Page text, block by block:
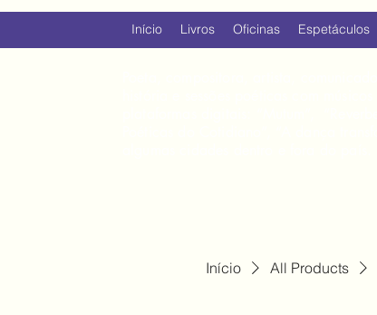
Início Livros Oficinas Espetáculos
Início All Products